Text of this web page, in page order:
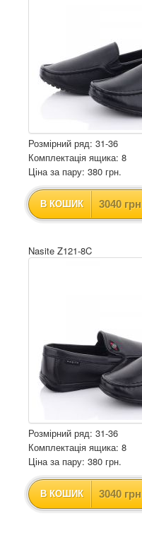
Розмірний ряд: 31-36
Комплектація ящика: 8
Ціна за пару: 380 грн.
В КОШИК 3040
Nasite Z121-8C
Розмірний ряд: 31-36
Комплектація ящика: 8
Ціна за пару: 380 грн.
В КОШИК 3040